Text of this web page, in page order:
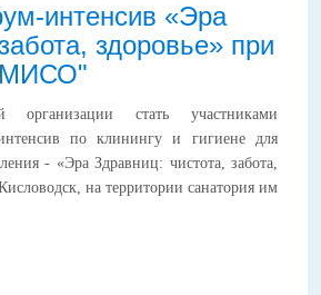
интенсив «Эра
здоровье» при
организации стать участниками
по клинингу и гигиене для
- «Эра Здравниц: чистота, забота,
на территории санатория им